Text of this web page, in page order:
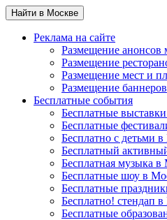
Найти в Москве
Реклама на сайте
Размещение анонсов
Размещение
Размещение мест и
Размещение баннеров
Бесплатные события
Бесплатные
Бесплатные
Бесплатно с детьми
Бесплатный
Бесплатная музыка в
Бесплатные шоу в
Бесплатные
Бесплатно! стендап
Бесплатные